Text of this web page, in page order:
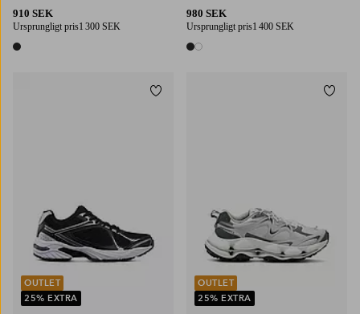
910 SEK
Ursprungligt pris1 300 SEK
1 färg
980 SEK
Ursprungligt pris1 400 SEK
2 färger
OUTLET
25% EXTRA
Lägg till i favoriter
OUTLET
25% EXTRA